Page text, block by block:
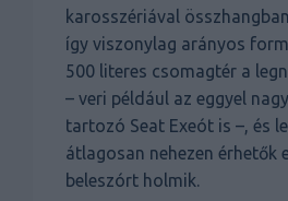
karosszériával
így viszonylag arányos
500 literes csomagtér a
– veri például az eggyel
tartozó Seat Exeót is –, és
átlagosan nehezen érhetők
beleszórt holmik.